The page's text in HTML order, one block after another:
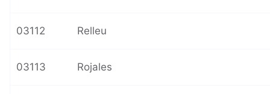
03112 Relleu
03113 Rojales